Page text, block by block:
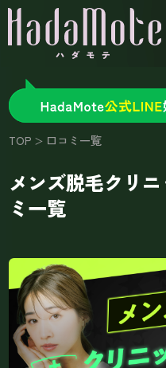
TOP 口コミ一覧
メンズ脱毛クリ
ミ一覧